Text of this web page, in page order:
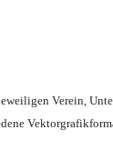
Verein,